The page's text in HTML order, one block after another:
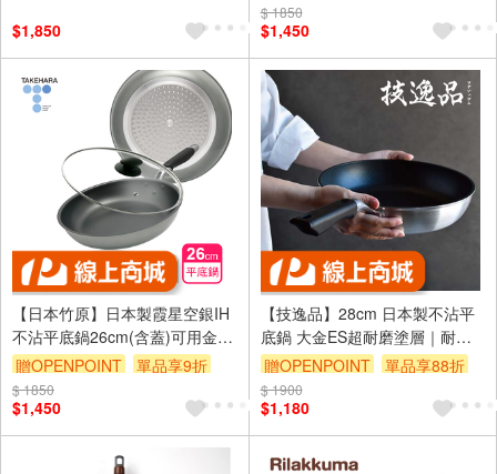
$1,850
訂單滿699享9折
$ 1850
$1,450
【日本竹原】日本製霞星空銀IH
不沾平底鍋26cm(含蓋)可用金屬
鏟/不挑爐具
贈OPENPOINT
單品享9折
訂單滿699享9折
$ 1850
$1,450
【技逸品】28cm 日本製不沾平
底鍋 大金ES超耐磨塗層｜耐刮
不沾鍋(輕量好掌控)
贈OPENPOINT 單品享88折
$ 1900
$1,180